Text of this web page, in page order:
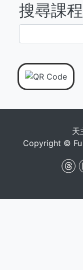
搜尋課程
尋
天
Copyright ©